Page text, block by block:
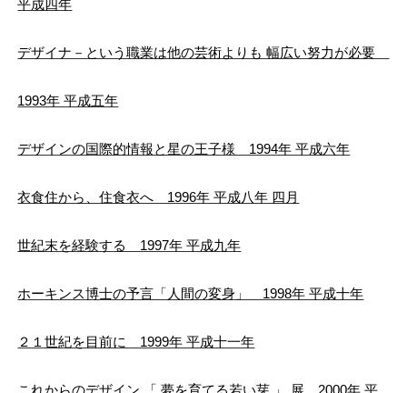
平成四年
デザイナ－という職業は他の芸術よりも 幅広い努力が必要
1993年 平成五年
デザインの国際的情報と星の王子様 1994年 平成六年
衣食住から、住食衣へ 1996年 平成八年 四月
世紀末を経験する 1997年 平成九年
ホーキンス博士の予言「人間の変身」 1998年 平成十年
２１世紀を目前に 1999年 平成十一年
これからのデザイン 「 夢を育てる若い芽 」 展 2000年 平